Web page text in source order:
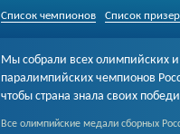
Список чемпионов Список
Мы собрали всех олимпийских и
паралимпийских чемпионов
чтобы страна знала своих
Все олимпийские медали сборных